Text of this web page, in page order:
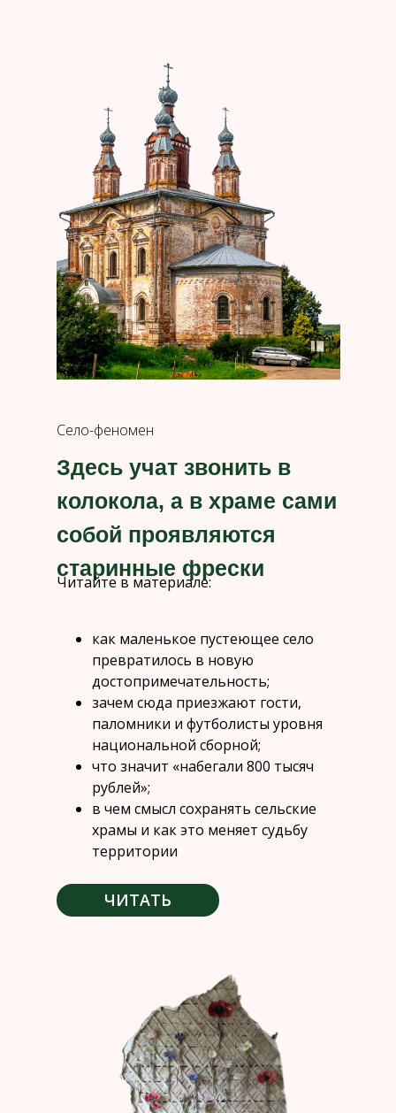
Село-феномен
Здесь учат звонить в
колокола, а в храме сами
собой проявляются
старинные фрески
Читайте в материале:
как маленькое пустеющее село
превратилось в новую
достопримечательность;
зачем сюда приезжают гости,
паломники и футболисты уровня
национальной сборной;
что значит «набегали 800 тысяч
рублей»;
в чем смысл сохранять сельские
храмы и как это меняет судьбу
территории
ЧИТАТЬ